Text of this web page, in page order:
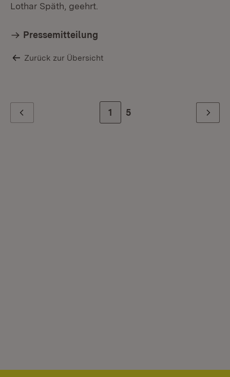
Lothar Späth, geehrt.
Pressemitteilung
Zurück zur Übersicht
Zur Seite
1 Zur letzten Seite
5 Weiter